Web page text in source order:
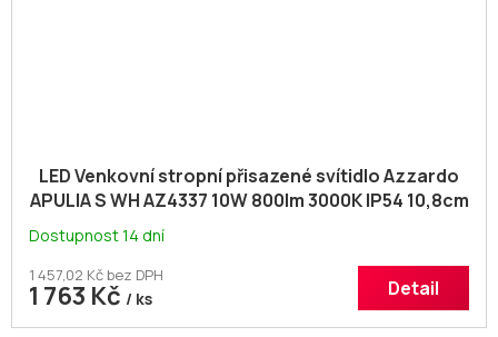
LED Venkovní stropní přisazené svítidlo Azzardo
APULIA S WH AZ4337 10W 800lm 3000K IP54 10,8cm
Dostupnost 14 dní
1 457,02 Kč bez DPH
1 763 Kč / ks Detail